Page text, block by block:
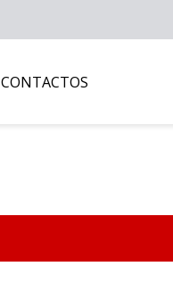
CONTACTOS